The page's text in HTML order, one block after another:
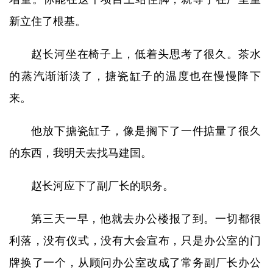
新立住了根基。
赵长河坐在椅子上，低着头思考了很久。茶水
的蒸汽渐渐淡了，搪瓷缸子的温度也在慢慢降下
来。
他放下搪瓷缸子，像是搁下了一件掂量了很久
的东西，我明天去找马建国。
赵长河应下了副厂长的职务。
第三天一早，他就去办公楼报了到。一切都很
利落，没有仪式，没有大会宣布，只是办公室的门
牌换了一个，从顾问办公室改成了常务副厂长办公